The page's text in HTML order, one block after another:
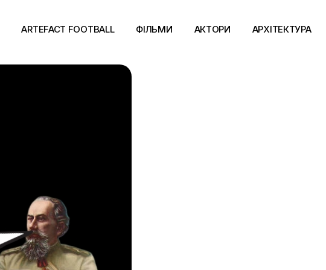
ARTEFACT FOOTBALL ФІЛЬМИ АКТОРИ АРХІТЕКТУРА